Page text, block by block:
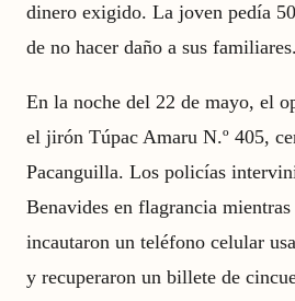
dinero exigido. La joven pedía
de no hacer daño a sus familiares.
En la noche del 22 de mayo, el
el jirón Túpac Amaru N.º 405,
Pacanguilla. Los policías
Benavides en flagrancia
incautaron un teléfono celular
y recuperaron un billete de